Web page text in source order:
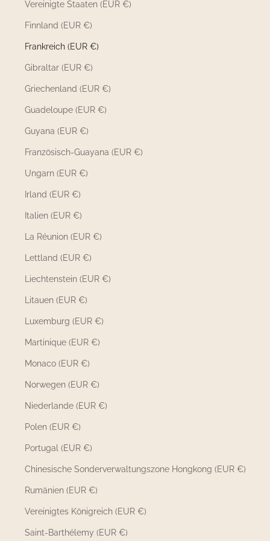
Vereinigte Staaten (EUR €)
Finnland (EUR €)
Frankreich (EUR €)
Gibraltar (EUR €)
Griechenland (EUR €)
Guadeloupe (EUR €)
Guyana (EUR €)
Französisch-Guayana (EUR €)
Ungarn (EUR €)
Irland (EUR €)
Italien (EUR €)
La Réunion (EUR €)
Lettland (EUR €)
Liechtenstein (EUR €)
Litauen (EUR €)
Luxemburg (EUR €)
Martinique (EUR €)
Monaco (EUR €)
Norwegen (EUR €)
Niederlande (EUR €)
Polen (EUR €)
Portugal (EUR €)
Chinesische Sonderverwaltungszone Hongkong (EUR €)
Rumänien (EUR €)
Vereinigtes Königreich (EUR €)
Saint-Barthélemy (EUR €)